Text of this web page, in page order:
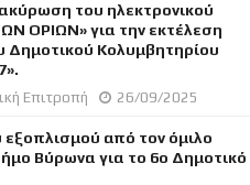
του ηλεκτρονικού
ΟΡΙΩΝ» για την εκτέλεση
Δημοτικού Κολυμβητηρίου
Επιτροπή 26/09/2025
από τον όμιλο
Βύρωνα για το 6ο Δημοτικό